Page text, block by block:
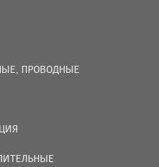
ПРОВОДНЫЕ